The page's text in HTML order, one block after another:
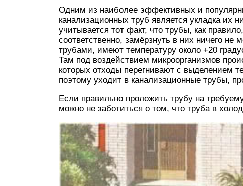
Одним из наиболее эффективных и
канализационных труб является укладка их
учитывается тот факт, что трубы, как
соответственно, замёрзнуть в них ничего не
трубами, имеют температуру около +20
Там под воздействием микроорганизмов
которых отходы перегнивают с выделением
поэтому уходит в канализационные трубы,
Если правильно проложить трубу на
можно не заботиться о том, что труба в